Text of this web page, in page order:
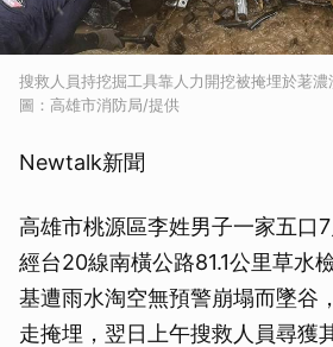
搜救人員持挖掘工具靠人力開挖被掩埋於荖濃
圖：高雄市消防局/提供
Newtalk新聞
高雄市桃源區李姓男子一家五口
經台20線南橫公路81.1公里草水
基遭雨水淘空無預警崩塌而墜谷
走掩埋，翌日上午搜救人員尋獲